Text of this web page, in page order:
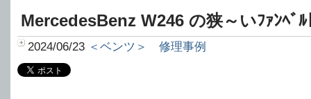
MercedesBenz W246 の狭～いﾌｧﾝﾍﾞﾙ
2024/06/23 ＜ベンツ＞ 修理事例